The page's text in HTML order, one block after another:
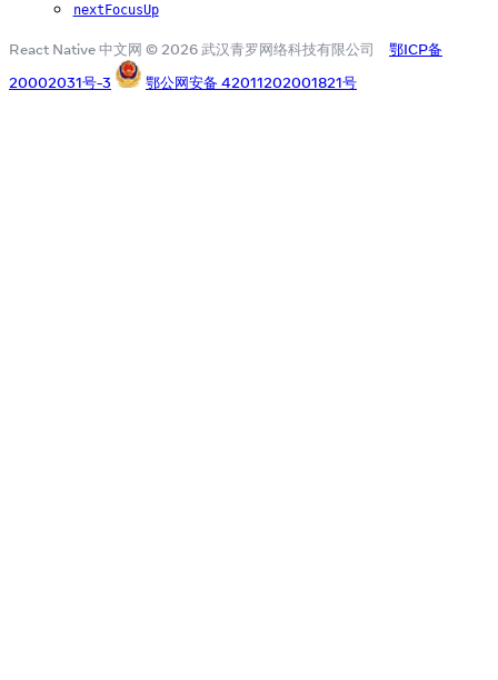
nextFocusUp
React Native 中文网 © 2026 武汉青罗网络科技有限公司
鄂ICP备
20002031号-3
鄂公网安备 42011202001821号